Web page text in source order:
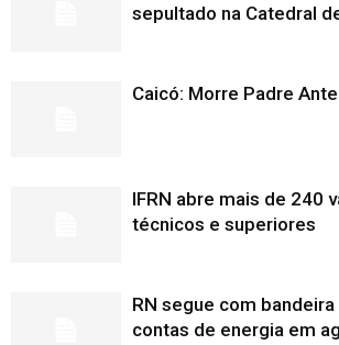
sepultado na Catedral
Caicó: Morre Padre
IFRN abre mais de 240
técnicos e superiores
RN segue com
contas de energia em